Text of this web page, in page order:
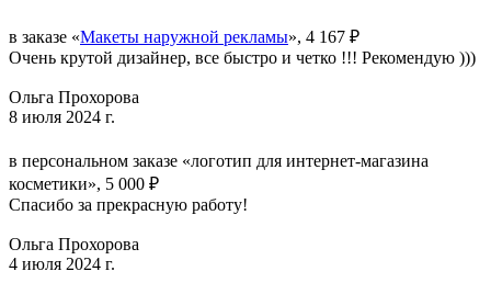
в заказе «Макеты наружной рекламы», 4 167 ₽
Очень крутой дизайнер, все быстро и четко !!! Рекомендую )))
Ольга Прохорова
8 июля 2024 г.
в персональном заказе «логотип для интернет-магазина
косметики», 5 000 ₽
Спасибо за прекрасную работу!
Ольга Прохорова
4 июля 2024 г.